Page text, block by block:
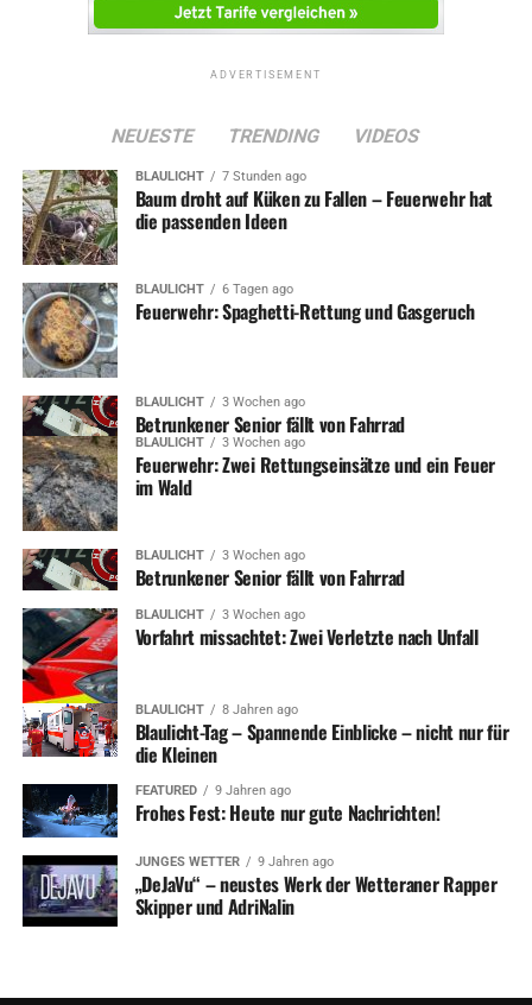
ADVERTISEMENT
NEUESTE TRENDING VIDEOS
BLAULICHT 7 Stunden ago
Baum droht auf Küken zu Fallen – Feuerwehr hat
die passenden Ideen
BLAULICHT 6 Tagen ago
Feuerwehr: Spaghetti-Rettung und Gasgeruch
BLAULICHT 3 Wochen ago
Betrunkener Senior fällt von Fahrrad
BLAULICHT 3 Wochen ago
Feuerwehr: Zwei Rettungseinsätze und ein Feuer
im Wald
BLAULICHT 3 Wochen ago
Betrunkener Senior fällt von Fahrrad
BLAULICHT 3 Wochen ago
Vorfahrt missachtet: Zwei Verletzte nach Unfall
BLAULICHT 8 Jahren ago
Blaulicht-Tag – Spannende Einblicke – nicht nur für
die Kleinen
FEATURED 9 Jahren ago
Frohes Fest: Heute nur gute Nachrichten!
JUNGES WETTER 9 Jahren ago
„DeJaVu“ – neustes Werk der Wetteraner Rapper
Skipper und AdriNalin